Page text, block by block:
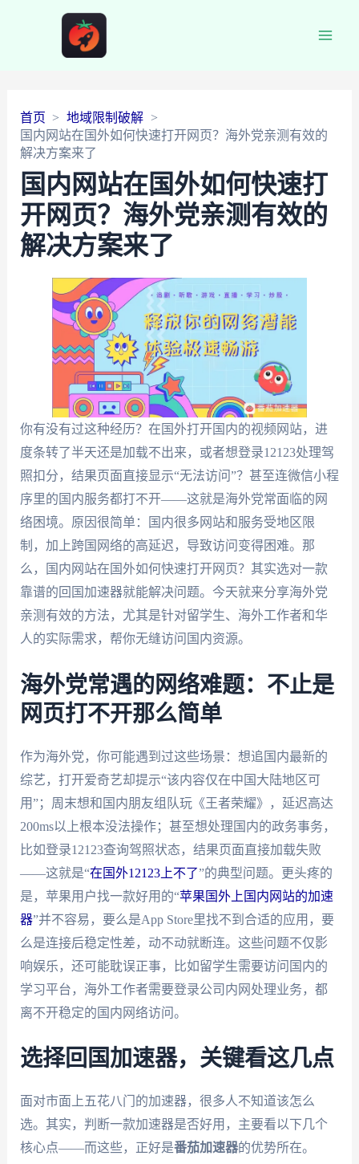
首页
地域限制破解
国内网站在国外如何快速打开网页？海外党亲测有效的
解决方案来了
国内网站在国外如何快速打
开网页？海外党亲测有效的
解决方案来了
你有没有过这种经历？在国外打开国内的视频网站，进
度条转了半天还是加载不出来，或者想登录12123处理驾
照扣分，结果页面直接显示“无法访问”？甚至连微信小程
序里的国内服务都打不开——这就是海外党常面临的网
络困境。原因很简单：国内很多网站和服务受地区限
制，加上跨国网络的高延迟，导致访问变得困难。那
么，国内网站在国外如何快速打开网页？其实选对一款
靠谱的回国加速器就能解决问题。今天就来分享海外党
亲测有效的方法，尤其是针对留学生、海外工作者和华
人的实际需求，帮你无缝访问国内资源。
海外党常遇的网络难题：不止是
网页打不开那么简单
作为海外党，你可能遇到过这些场景：想追国内最新的
综艺，打开爱奇艺却提示“该内容仅在中国大陆地区可
用”；周末想和国内朋友组队玩《王者荣耀》，延迟高达
200ms以上根本没法操作；甚至想处理国内的政务事务，
比如登录12123查询驾照状态，结果页面直接加载失败
——这就是“在国外12123上不了”的典型问题。更头疼的
是，苹果用户找一款好用的“苹果国外上国内网站的加速
器”并不容易，要么是App Store里找不到合适的应用，要
么是连接后稳定性差，动不动就断连。这些问题不仅影
响娱乐，还可能耽误正事，比如留学生需要访问国内的
学习平台，海外工作者需要登录公司内网处理业务，都
离不开稳定的国内网络访问。
选择回国加速器，关键看这几点
面对市面上五花八门的加速器，很多人不知道该怎么
选。其实，判断一款加速器是否好用，主要看以下几个
核心点——而这些，正好是番茄加速器的优势所在。